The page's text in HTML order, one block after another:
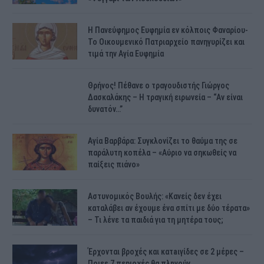
H Πανεύφημος Ευφημία εν κόλποις Φαναρίου-
Το Οικουμενικό Πατριαρχείο πανηγυρίζει και
τιμά την Αγία Ευφημία
Θρήνος! Πέθανε ο τραγουδιστής Γιώργος
Δασκαλάκης – Η τραγική ειρωνεία – “Αν είναι
δυνατόν…”
Αγία Βαρβάρα: Συγκλονίζει το θαύμα της σε
παράλυτη κοπέλα – «Αύριο να σηκωθείς να
παίξεις πιάνο»
Αστυνομικός Bουλής: «Κανείς δεν έχει
καταλάβει αν έχουμε ένα σπίτι με δύο τέρατα»
– Τι λένε τα παιδιά για τη μητέρα τους;
Έρχονται βροχές και κατaιγίδες σε 2 μέpες –